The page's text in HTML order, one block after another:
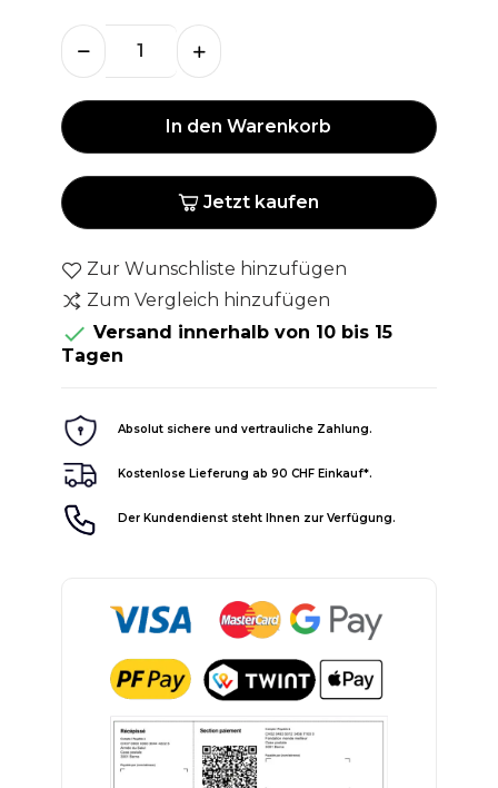
In den Warenkorb
Jetzt kaufen
Zur Wunschliste hinzufügen
Zum Vergleich hinzufügen
 Versand innerhalb von 10 bis 15
Tagen
Absolut sichere und vertrauliche Zahlung.
Kostenlose Lieferung ab 90 CHF Einkauf*.
Der Kundendienst steht Ihnen zur Verfügung.